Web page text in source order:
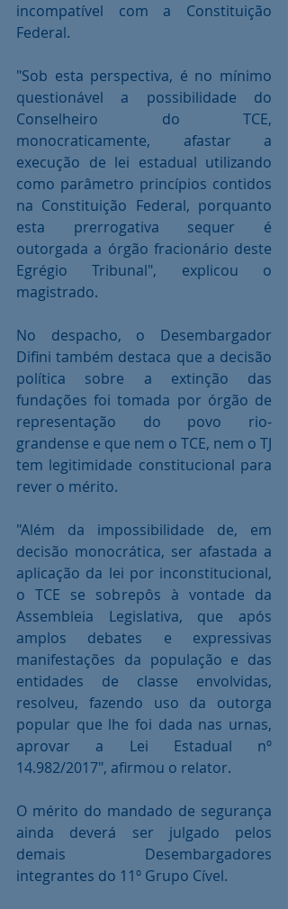
incompatível com a Constituição
Federal.
"Sob esta perspectiva, é no mínimo
questionável a possibilidade do
Conselheiro do TCE,
monocraticamente, afastar a
execução de lei estadual utilizando
como parâmetro princípios contidos
na Constituição Federal, porquanto
esta prerrogativa sequer é
outorgada a órgão fracionário deste
Egrégio Tribunal", explicou o
magistrado.
No despacho, o Desembargador
Difini também destaca que a decisão
política sobre a extinção das
fundações foi tomada por órgão de
representação do povo rio-
grandense e que nem o TCE, nem o TJ
tem legitimidade constitucional para
rever o mérito.
"Além da impossibilidade de, em
decisão monocrática, ser afastada a
aplicação da lei por inconstitucional,
o TCE se sobrepôs à vontade da
Assembleia Legislativa, que após
amplos debates e expressivas
manifestações da população e das
entidades de classe envolvidas,
resolveu, fazendo uso da outorga
popular que lhe foi dada nas urnas,
aprovar a Lei Estadual nº
14.982/2017", afirmou o relator.
O mérito do mandado de segurança
ainda deverá ser julgado pelos
demais Desembargadores
integrantes do 11º Grupo Cível.